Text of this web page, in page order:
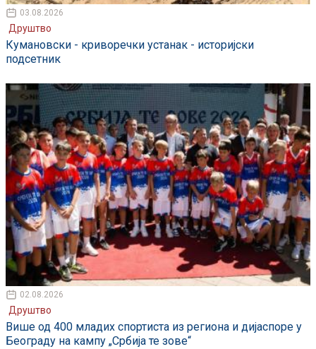
03.08.2026
Друштво
Кумановски - криворечки устанак - историјски
подсетник
02.08.2026
Друштво
Више од 400 младих спортиста из региона и дијаспоре у
Београду на кампу „Србија те зове“